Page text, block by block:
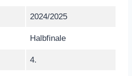
2024/2025
Halbfinale
4.